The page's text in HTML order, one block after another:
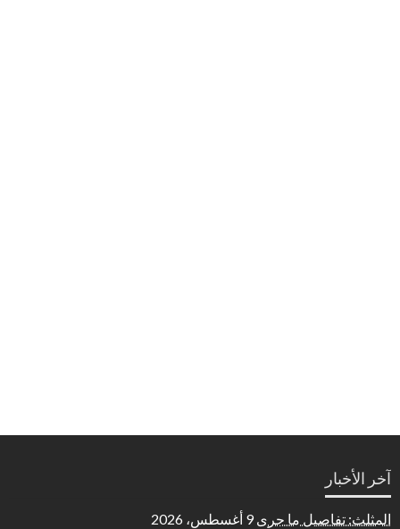
آخر الأخبار
المثلث: تفاصيل ما جرى 9 أغسطس، 2026